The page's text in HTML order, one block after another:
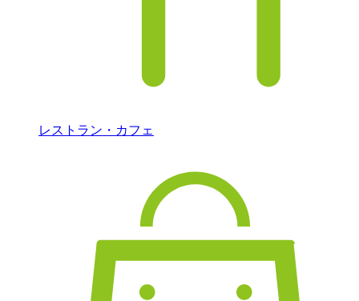
レストラン・カフェ